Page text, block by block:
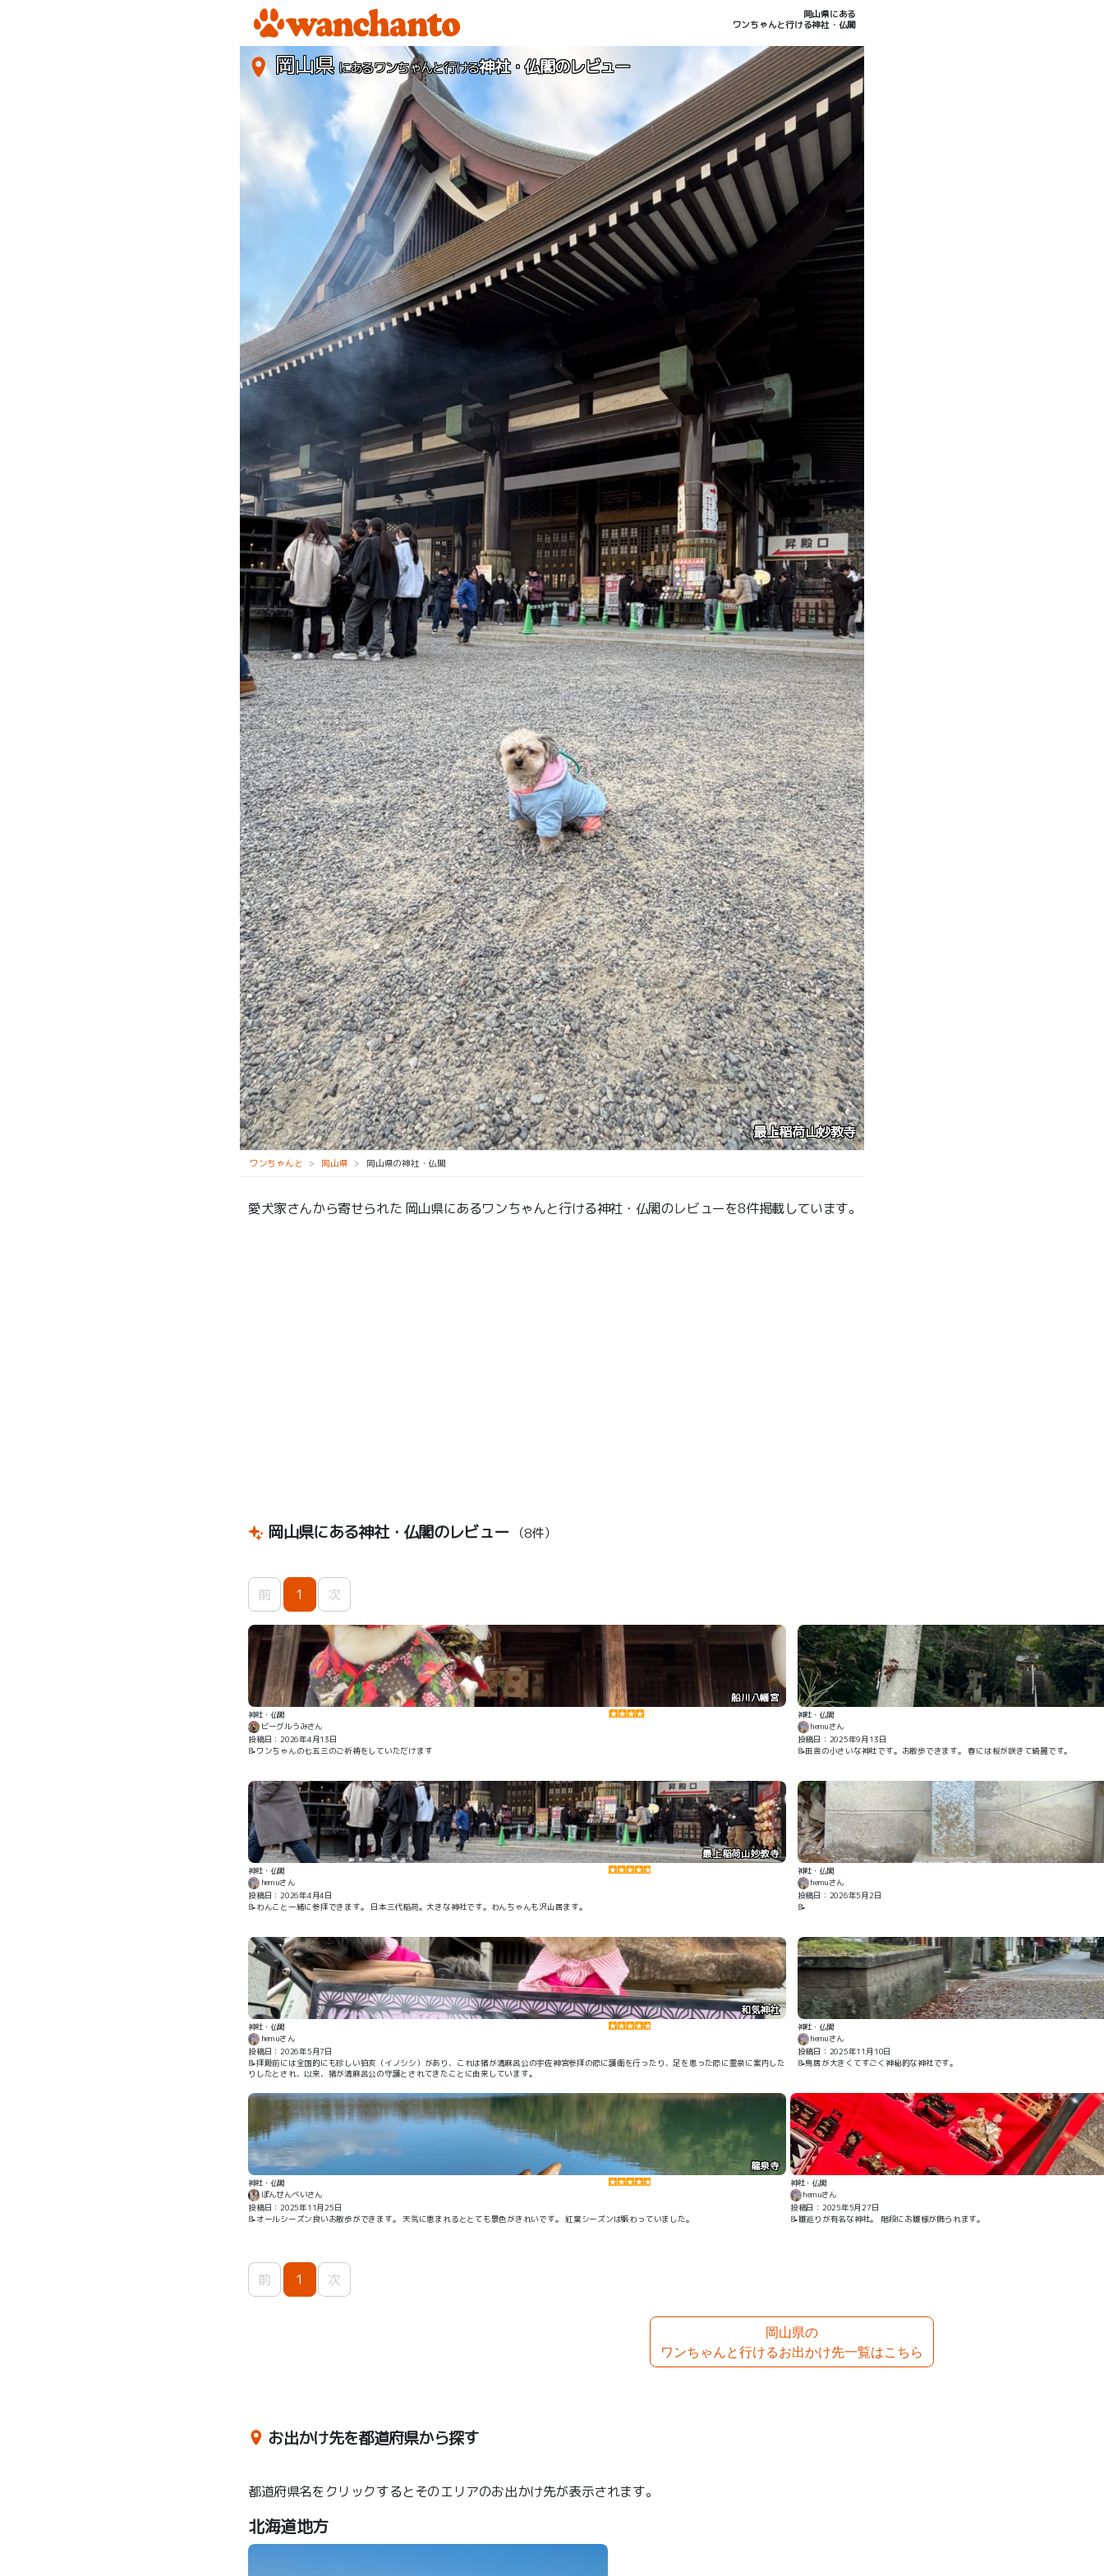
岡山県にある
ワンちゃんと行ける神社・仏閣
田倉牛神社
岡山県にあるワンちゃんと行ける神社・仏閣のレビュー
ワンちゃんと 岡山県 岡山県の神社・仏閣
愛犬家さんから寄せられた 岡山県にあるワンちゃんと行ける神社・仏閣のレビューを8件掲載しています。
岡山県にある神社・仏閣のレビュー （8件）
前 1 次
船川八幡宮
神社・仏閣
ビーグルうみさん
投稿日：2026年4月13日
📝ワンちゃんの七五三のご祈祷をしていただけます
神社・仏閣
hemuさん
投稿日：2025年9月13日
📝田舎の小さいな神社です。お散歩できます。 春には桜が咲きて綺麗です。
最上稲荷山妙教寺
神社・仏閣
hemuさん
投稿日：2026年4月4日
📝わんこと一緒に参拝できます。 日本三代稲荷。大きな神社です。わんちゃんも沢山居ます。
神社・仏閣
hemuさん
投稿日：2026年5月2日
📝
和気神社
神社・仏閣
hemuさん
投稿日：2026年5月7日
📝拝殿前には全国的にも珍しい狛亥（イノシシ）があり、これは猪が清麻呂公の宇佐神宮参拝の際に護衛を行ったり、足を患った際に霊泉に案内した
りしたとされ、以来、猪が清麻呂公の守護とされてきたことに由来しています。
神社・仏閣
hemuさん
投稿日：2025年11月10日
📝鳥居が大きくてすごく神秘的な神社です。
龍泉寺
神社・仏閣
ぽんせんべいさん
投稿日：2025年11月25日
📝オールシーズン良いお散歩ができます。 天気に恵まれるととても景色がきれいです。 紅葉シーズンは賑わっていました。
神社・仏閣
hemuさん
投稿日：2025年5月27日
📝雛巡りが有名な神社。 階段にお雛様が飾られます。
前 1 次
岡山県の
ワンちゃんと行けるお出かけ先一覧はこちら
お出かけ先を都道府県から探す
都道府県名をクリックするとそのエリアのお出かけ先が表示されます。
北海道地方